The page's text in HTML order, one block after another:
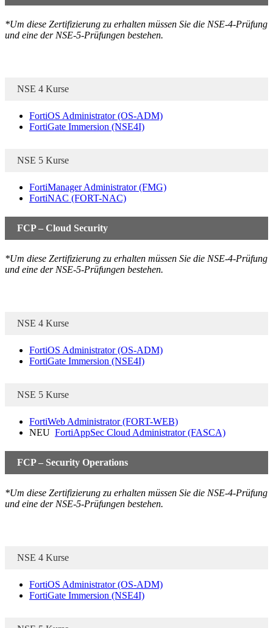
*Um diese Zertifizierung zu erhalten müssen Sie die NSE-4-Prüfung
und eine der NSE-5-Prüfungen bestehen.
NSE 4 Kurse
FortiOS Administrator(OS-ADM)
FortiGate Immersion (NSE4I)
NSE 5 Kurse
FortiManager Administrator(FMG)
FortiNAC (FORT-NAC)
FCP – Cloud Security
*Um diese Zertifizierung zu erhalten müssen Sie die NSE-4-Prüfung
und eine der NSE-5-Prüfungen bestehen.
NSE 4 Kurse
FortiOS Administrator(OS-ADM)
FortiGate Immersion (NSE4I)
NSE 5 Kurse
FortiWeb Administrator(FORT-WEB)
NEU FortiAppSec Cloud Administrator(FASCA)
FCP – Security Operations
*Um diese Zertifizierung zu erhalten müssen Sie die NSE-4-Prüfung
und eine der NSE-5-Prüfungen bestehen.
NSE 4 Kurse
FortiOS Administrator(OS-ADM)
FortiGate Immersion (NSE4I)